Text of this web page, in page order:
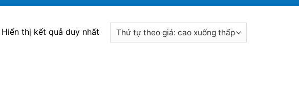
Hiển thị kết quả duy nhất